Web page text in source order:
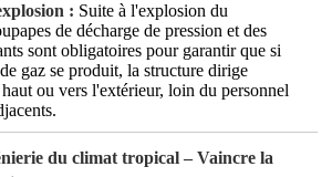
: Suite à l'explosion du
de décharge de pression et des
sont obligatoires pour garantir que si
gaz se produit, la structure dirige
ou vers l'extérieur, loin du personnel
du climat tropical – Vaincre la